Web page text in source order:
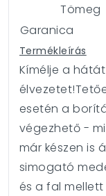
Tömeg
Garanica
Termékleírás
Kímélje a
élvezetet!
esetén a
végezhető -
már készen is
simogató
és a fal